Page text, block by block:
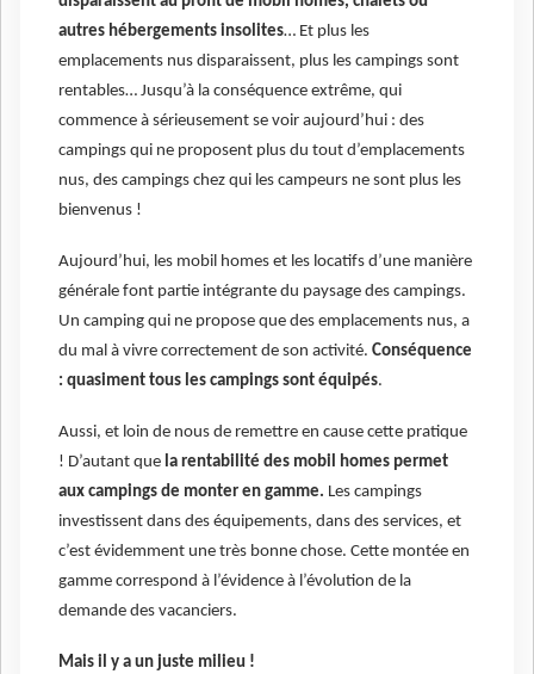
autres hébergements insolites… Et plus les
emplacements nus disparaissent, plus les campings sont
rentables… Jusqu’à la conséquence extrême, qui
commence à sérieusement se voir aujourd’hui : des
campings qui ne proposent plus du tout d’emplacements
nus, des campings chez qui les campeurs ne sont plus les
bienvenus !
Aujourd’hui, les mobil homes et les locatifs d’une manière
générale font partie intégrante du paysage des campings.
Un camping qui ne propose que des emplacements nus, a
du mal à vivre correctement de son activité. Conséquence
: quasiment tous les campings sont équipés.
Aussi, et loin de nous de remettre en cause cette pratique
! D’autant que la rentabilité des mobil homes permet
aux campings de monter en gamme. Les campings
investissent dans des équipements, dans des services, et
c’est évidemment une très bonne chose. Cette montée en
gamme correspond à l’évidence à l’évolution de la
demande des vacanciers.
Mais il y a un juste milieu !